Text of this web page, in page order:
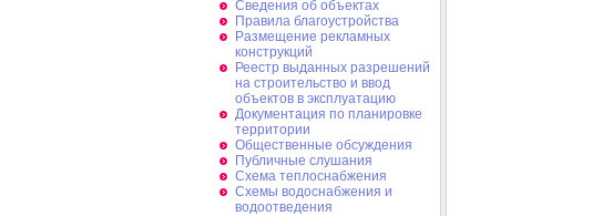
Сведения об объектах
Правила благоустройства
Размещение рекламных
конструкций
Реестр выданных разрешений
на строительство и ввод
объектов в эксплуатацию
Документация по планировке
территории
Общественные обсуждения
Публичные слушания
Схема теплоснабжения
Схемы водоснабжения и
водоотведения